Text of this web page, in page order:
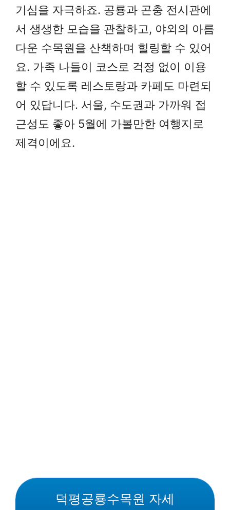
기심을 자극하죠. 공룡과 곤충 전시관에
서 생생한 모습을 관찰하고, 야외의 아름
다운 수목원을 산책하며 힐링할 수 있어
요. 가족 나들이 코스로 걱정 없이 이용
할 수 있도록 레스토랑과 카페도 마련되
어 있답니다. 서울, 수도권과 가까워 접
근성도 좋아 5월에 가볼만한 여행지로
제격이에요.
덕평공룡수목원 자세